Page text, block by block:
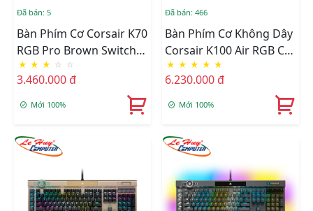
Đã bán: 5
Bàn Phím Cơ Corsair K70
RGB Pro Brown Switch
(CH-9109412-NA)
★ ★ ★ ☆ ☆
3.460.000 đ
Mới 100%
Đã bán: 466
Bàn Phím Cơ Không Dây
Corsair K100 Air RGB CH-
913A01U-NA
★ ★ ★ ★ ★
6.230.000 đ
Mới 100%